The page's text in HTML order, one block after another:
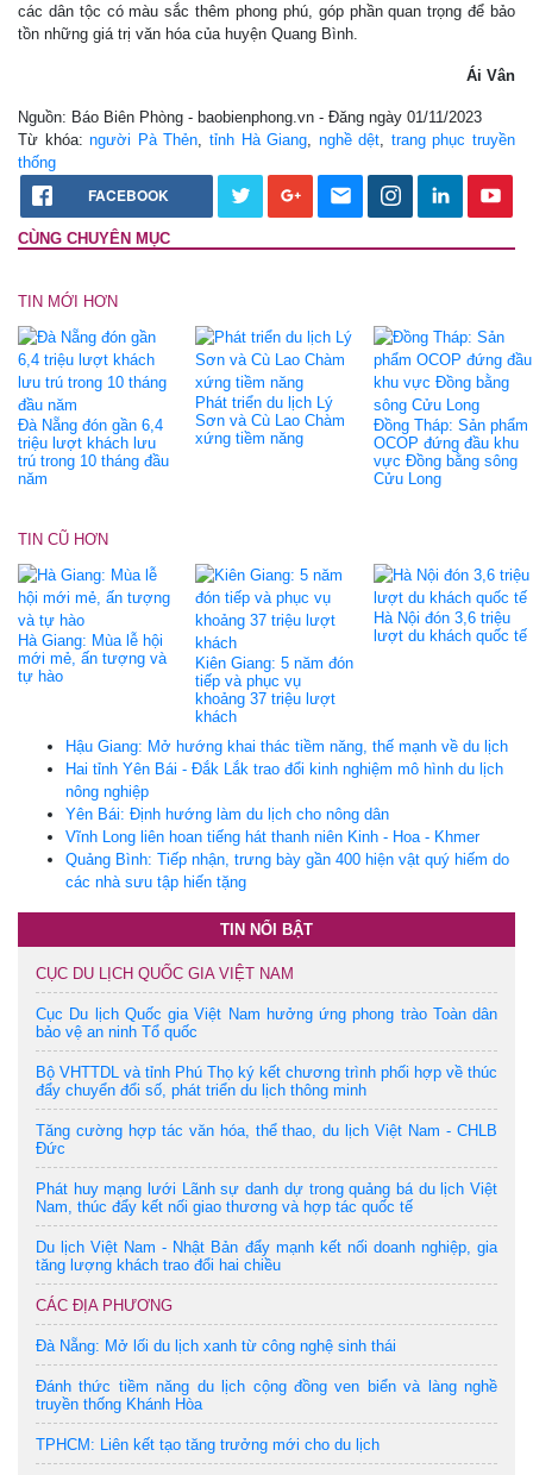
các dân tộc có màu sắc thêm phong phú, góp phần quan trọng để bảo
tồn những giá trị văn hóa của huyện Quang Bình.
Ái Vân
Nguồn: Báo Biên Phòng - baobienphong.vn - Đăng ngày 01/11/2023
Từ khóa:người Pà Thẻn tỉnh Hà Giang nghề dệt
trang phục truyền
thống
FACEBOOK
CÙNG CHUYÊN MỤC
TIN MỚI HƠN
Đà Nẵng đón gần 6,4
triệu lượt khách lưu
trú trong 10 tháng đầu
năm
Phát triển du lịch Lý
Sơn và Cù Lao Chàm
xứng tiềm năng
Đồng Tháp: Sản phẩm
OCOP đứng đầu khu
vực Đồng bằng sông
Cửu Long
TIN CŨ HƠN
Hà Giang: Mùa lễ hội
mới mẻ, ấn tượng và
tự hào
Kiên Giang: 5 năm đón
tiếp và phục vụ
khoảng 37 triệu lượt
khách
Hà Nội đón 3,6 triệu
lượt du khách quốc tế
Hậu Giang: Mở hướng khai thác tiềm năng, thế mạnh về du lịch
Hai tỉnh Yên Bái - Đắk Lắk trao đổi kinh nghiệm mô hình du lịch
nông nghiệp
Yên Bái: Định hướng làm du lịch cho nông dân
Vĩnh Long liên hoan tiếng hát thanh niên Kinh - Hoa - Khmer
Quảng Bình: Tiếp nhận, trưng bày gần 400 hiện vật quý hiếm do
các nhà sưu tập hiến tặng
TIN NỔI BẬT
CỤC DU LỊCH QUỐC GIA VIỆT NAM
Cục Du lịch Quốc gia Việt Nam hưởng ứng phong trào Toàn dân
bảo vệ an ninh Tổ quốc
Bộ VHTTDL và tỉnh Phú Thọ ký kết chương trình phối hợp về thúc
đẩy chuyển đổi số, phát triển du lịch thông minh
Tăng cường hợp tác văn hóa, thể thao, du lịch Việt Nam - CHLB
Đức
Phát huy mạng lưới Lãnh sự danh dự trong quảng bá du lịch Việt
Nam, thúc đẩy kết nối giao thương và hợp tác quốc tế
Du lịch Việt Nam - Nhật Bản đẩy mạnh kết nối doanh nghiệp, gia
tăng lượng khách trao đổi hai chiều
CÁC ĐỊA PHƯƠNG
Đà Nẵng: Mở lối du lịch xanh từ công nghệ sinh thái
Đánh thức tiềm năng du lịch cộng đồng ven biển và làng nghề
truyền thống Khánh Hòa
TPHCM: Liên kết tạo tăng trưởng mới cho du lịch